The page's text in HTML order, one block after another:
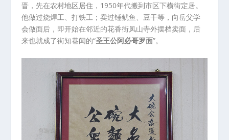
晋，先在农村地区居住，1950年代搬到市区下横街定居。
他做过烧焊工、打铁工；卖过锤鱿鱼、豆干等，向岳父学
会做面后，即开始在邻近的花香街凤山寺外摆档卖面，后
来也就成了街知巷闻的“圣王公阿必哥罗面”。